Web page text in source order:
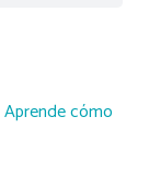
Aprende cómo